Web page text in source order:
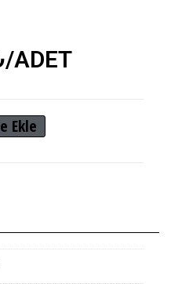
/ADET
Ekle